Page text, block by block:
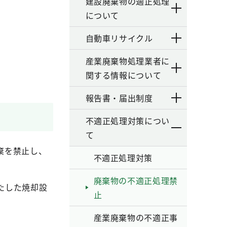
禁止し、
した焼却設
について
自動車リサイクル
産業廃棄物処理業者に
関する情報について
報告書・届出制度
不適正処理対策につい
て
不適正処理対策
廃棄物の不適正処理禁
止
産業廃棄物の不適正事